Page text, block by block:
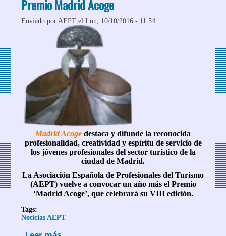
Premio Madrid Acoge
Enviado porAEPT el Lun, 10/10/2016 - 11:54
Madrid Acoge destaca y difunde la reconocida
profesionalidad, creatividad y espíritu de servicio de
los jóvenes profesionales del sector turístico de la
ciudad de Madrid.
La Asociación Española de Profesionales del Turismo
(AEPT) vuelve a convocar un año más el Premio
‘Madrid Acoge’, que celebrará su VIII edición.
Tags:
Noticias AEPT